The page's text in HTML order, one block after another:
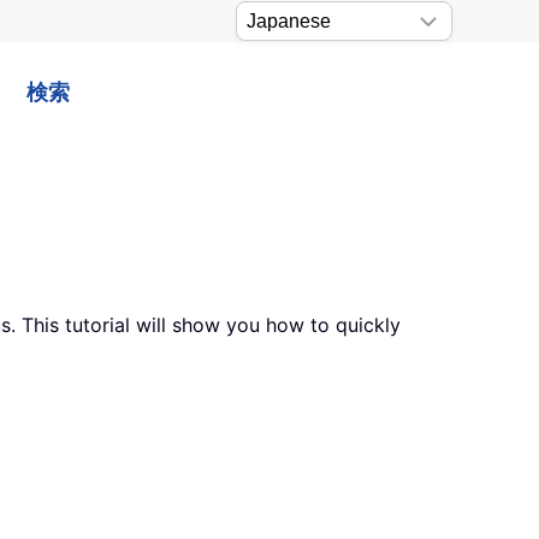
検索
This tutorial will show you how to quickly